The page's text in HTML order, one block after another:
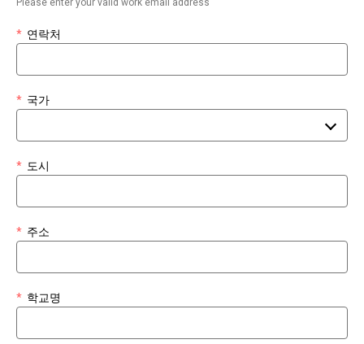
Please enter your valid work email address
연락처
*
국가
*
도시
*
주소
*
학교명
*